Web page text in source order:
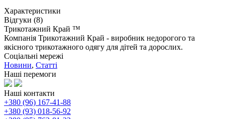
Характеристики
Відгуки (8)
Трикотажний Край ™
Компанія Трикотажний Край - виробник недорогого та
якісного трикотажного одягу для дітей та дорослих.
Соціальні мережі
Новини, Статті
Наші перемоги
Наші контакти
+380 (96) 167-41-88
+380 (93) 018-56-92